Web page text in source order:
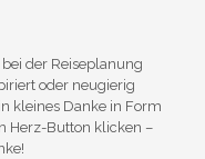
der Reiseplanung
oder neugierig
kleines Danke in Form
Herz-Button klicken –